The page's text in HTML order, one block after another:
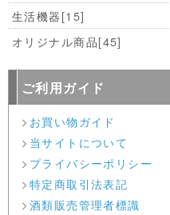
生活機器[15]
オリジナル商品[45]
ご利用ガイド
お買い物ガイド
当サイトについて
プライバシーポリシー
特定商取引法表記
酒類販売管理者標識